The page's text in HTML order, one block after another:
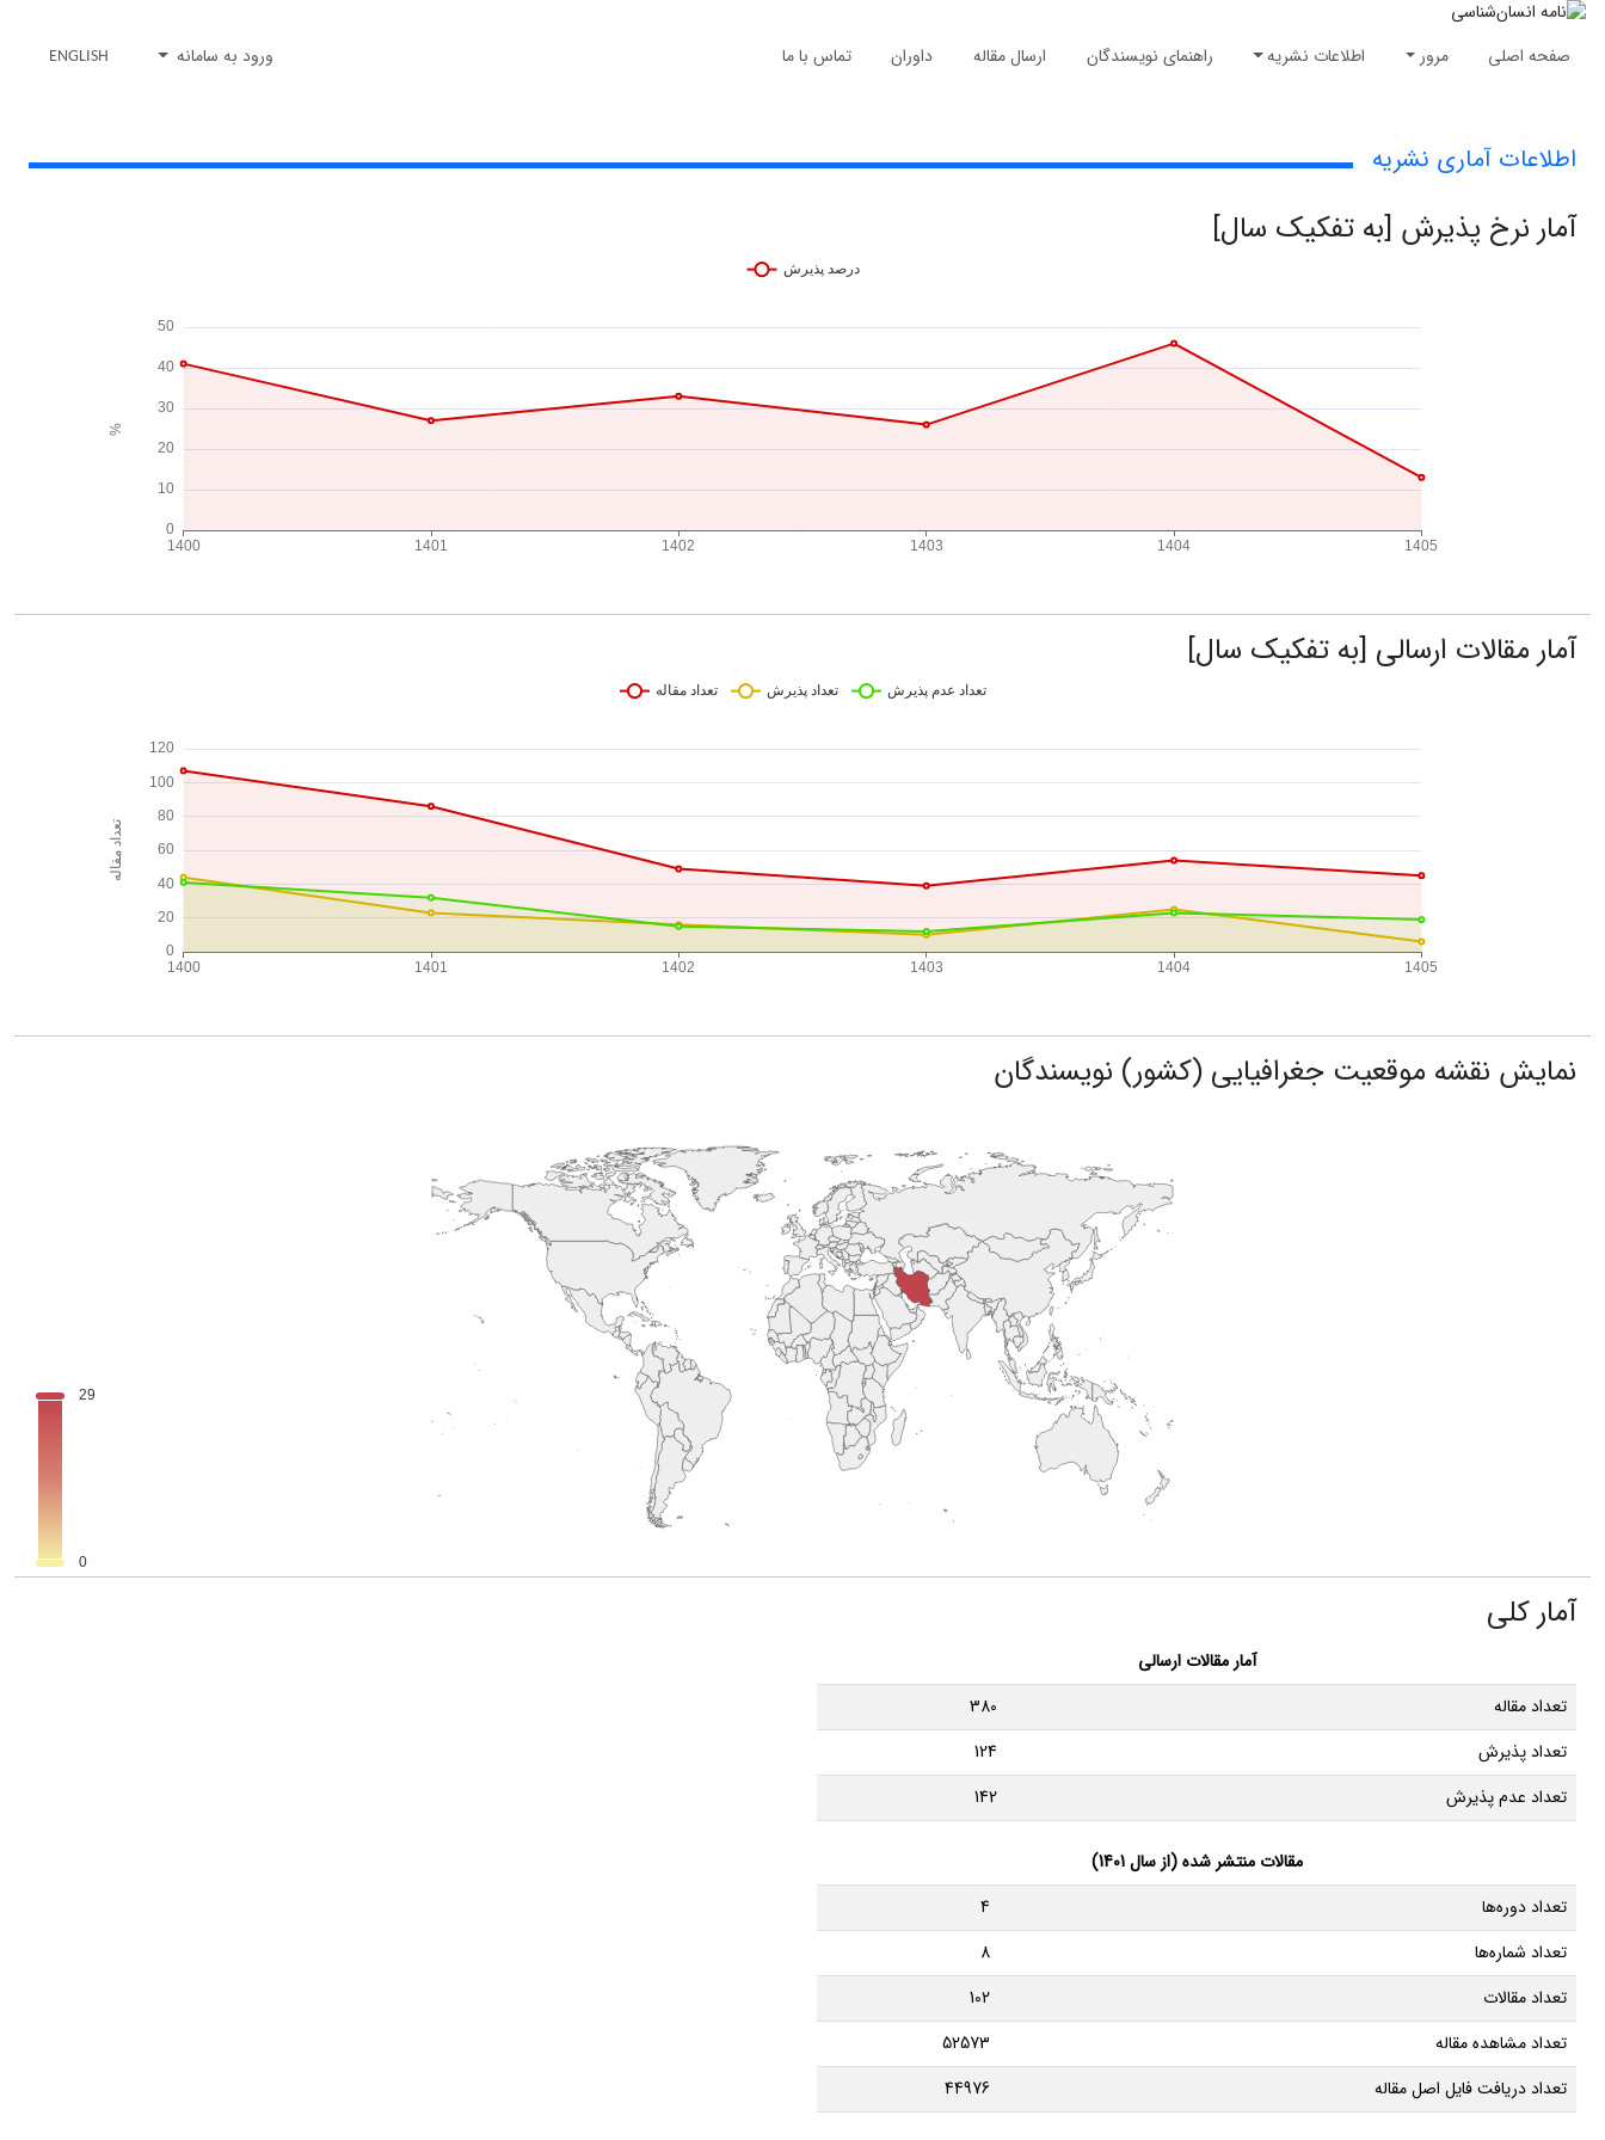
صفحه اصلی مرور اطلاعات نشریه راهنمای نویسندگان ارسال مقاله داوران تماس با ما ورود به سامانه ENGLISH
اطلاعات آماری نشریه
آمار نرخ پذیرش [به تفکیک سال]
آمار مقالات ارسالی [به تفکیک سال]
نمایش نقشه موقعیت جغرافیایی (کشور) نویسندگان
آمار کلی
آمار مقالات ارسالی
تعداد مقاله
380
تعداد پذیرش
124
تعداد عدم پذیرش
142
مقالات منتشر شده (از سال 1401)
تعداد دوره‌ها
4
تعداد شماره‌ها
8
تعداد مقالات
102
تعداد مشاهده مقاله
52573
تعداد دریافت فایل اصل مقاله
44976